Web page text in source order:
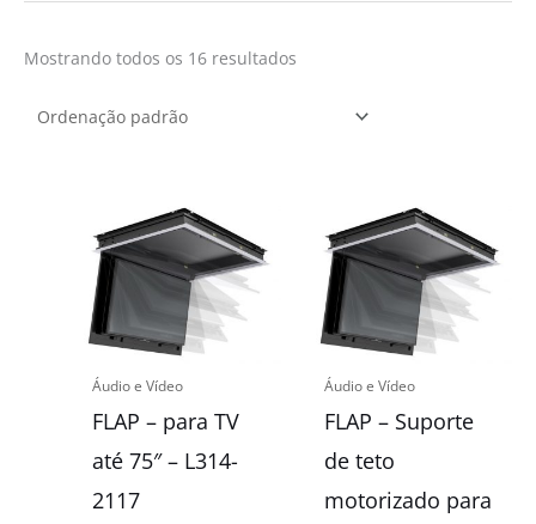
Mostrando todos os 16 resultados
Áudio e Vídeo
FLAP – para TV
até 75″ – L314-
2117
Áudio e Vídeo
FLAP – Suporte
de teto
motorizado para